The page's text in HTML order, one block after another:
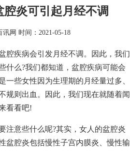
腔炎可引起月经不调
讯网 时间：2021-05-18
腔疾病会引发月经不调。因此，我们
什么?我们都知道，盆腔疾病可能会
一些女性因为生理期的月经量过多、
规则出血。因此，我们现在就随着闻
看看吧!
注意些什么呢?其实，女人的盆腔炎
盆腔炎包括慢性子宫内膜炎、慢性输